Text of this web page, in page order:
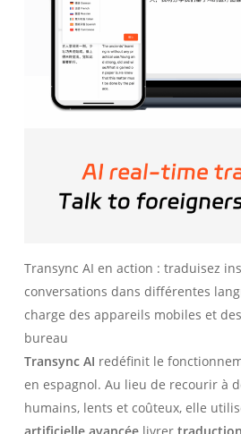
Transync AI en action : traduisez
conversations dans différentes
charge des appareils mobiles et
bureau
Transync AI redéfinit le
en espagnol. Au lieu de recourir à
humains, lents et coûteux, elle